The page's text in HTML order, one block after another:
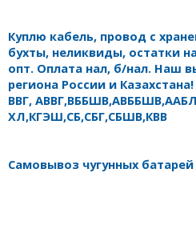
Куплю кабель, провод с
бухты, неликвиды, остатки
опт. Оплата нал, б/нал. Наш
региона России и
ВВГ,
ХЛ,КГЭШ,СБ,СБГ,СБШВ,КВВ
Самовывоз чугунных